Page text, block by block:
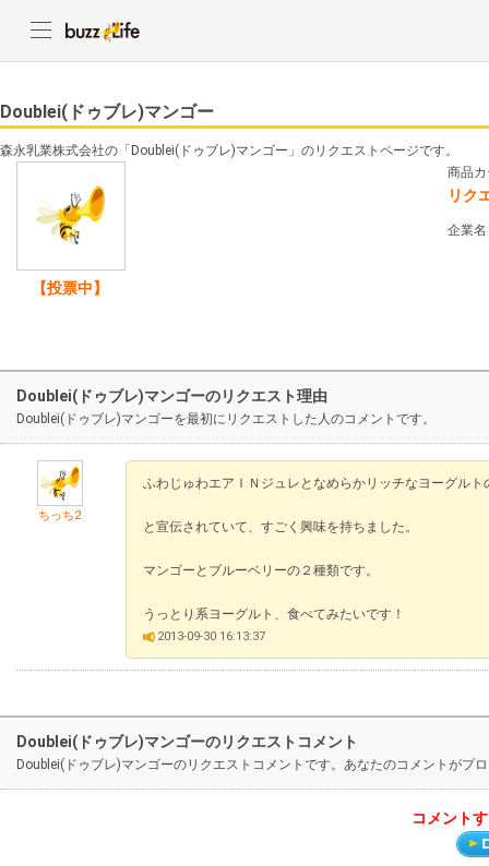
Doublei(ドゥブレ)マンゴー
森永乳業株式会社の「Doublei(ドゥブレ)マンゴー」のリクエストページです。
【投票中】
商品
リク
企業
Doublei(ドゥブレ)マンゴーのリクエスト理由
Doublei(ドゥブレ)マンゴーを最初にリクエストした人のコメントです。
ちっち2
ふわじゅわエアＩＮジュレとなめらかリッチなヨーグル
と宣伝されていて、すごく興味を持ちました。
マンゴーとブルーベリーの２種類です。
うっとり系ヨーグルト、食べてみたいです！
2013-09-30 16:13:37
Doublei(ドゥブレ)マンゴーのリクエストコメント
Doublei(ドゥブレ)マンゴーのリクエストコメントです。あなたのコメントがプ
コメント